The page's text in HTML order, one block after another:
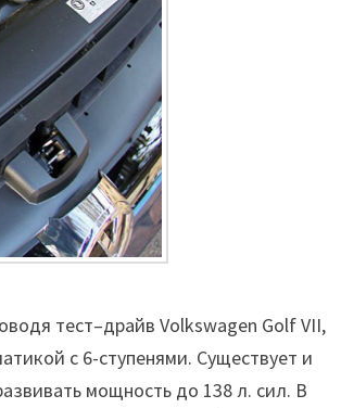
тест–драйв Volkswagen Golf VII,
с 6-ступенями. Существует и
мощность до 138 л. сил. В